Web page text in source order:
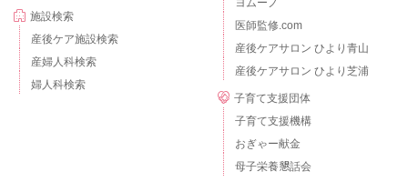
施設検索
産後ケア施設検索
産婦人科検索
婦人科検索
医師監修.com
産後ケアサロン ひより青山
産後ケアサロン ひより芝浦
子育て支援団体
子育て支援機構
おぎゃー献金
母子栄養懇話会